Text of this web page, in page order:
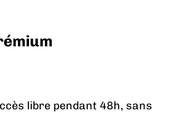
libre pendant 48h, sans